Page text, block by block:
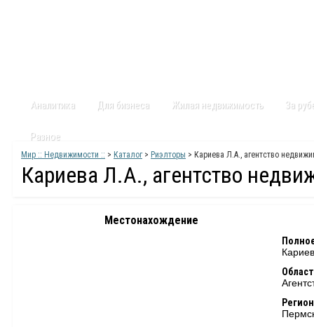
Аналитика Для бизнеса Жилая недвижимость За
Разное
Мир :: Недвижимости :: > Каталог> Риэлторы > Кариева Л.А., агентство
Кариева Л.А., агентство
Местонахождение